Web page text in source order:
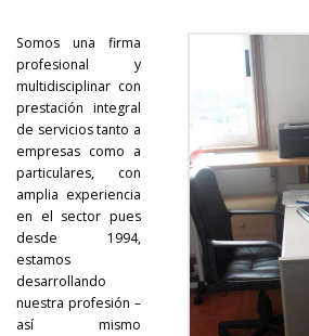
OTRAS AREAS CONTACTO
Somos una firma
profesional y
multidisciplinar con
prestación integral
de servicios tanto a
empresas como a
particulares, con
amplia experiencia
en el sector pues
desde 1994,
estamos
desarrollando
nuestra profesión –
así mismo